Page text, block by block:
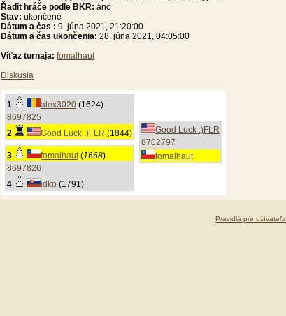
Řadit hráče podle BKR: áno
Stav: ukončené
Dátum a čas : 9. júna 2021, 21:20:00
Dátum a čas ukončenia: 28. júna 2021, 04:05:00
Víťaz turnaja: fomalhaut
Diskusia
1 alex3020 (1624)
8697825
2
Good Luck :)FLR (1844)
Good Luck :)FLR
8702797
fomalhaut
3 fomalhaut(1668)
8697826
4
idko (1791)
Pravidlá pre užívateľa